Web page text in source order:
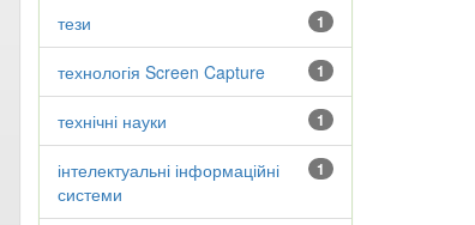
1
тези
1
технологія Screen Capture
1
технічні науки
1
інтелектуальні інформаційні
системи